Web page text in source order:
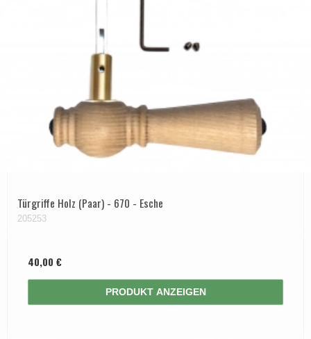
Türgriffe Holz (Paar) - 670 - Esche
205253
40,00 €
PRODUKT ANZEIGEN